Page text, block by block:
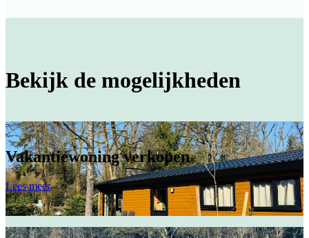
Bekijk de mogelijkheden
Vakantiewoning verkopen
Lees meer